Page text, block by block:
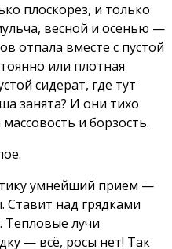
плоскорез, и только
весной и осенью —
отпала вместе с пустой
или плотная
сидерат, где тут
занята? И они тихо
и борзость.
умнейший приём —
над грядками
Тепловые лучи
— всё, росы нет! Так